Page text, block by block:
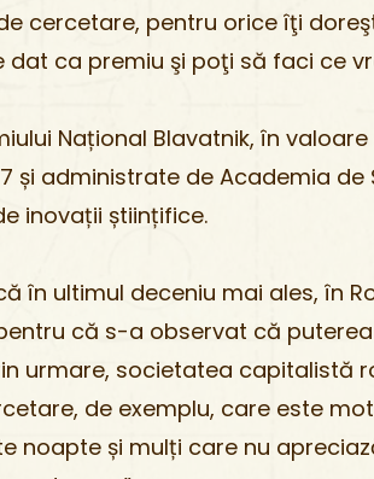
cercetare, pentru orice îţi
ca premiu şi poţi să faci ce
Național Blavatnik, în
și administrate de Academia
inovații științifice.
în ultimul deceniu mai ales, în
că s-a observat că
urmare, societatea
de exemplu, care este
noapte și mulți care nu